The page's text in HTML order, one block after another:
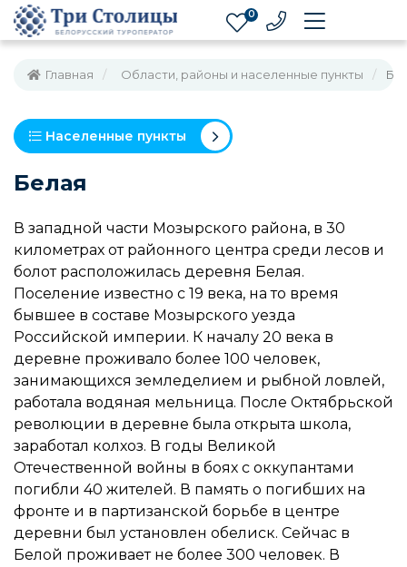
0
Главная Области, районы и населенные пункты
Населенные пункты
Белая
В западной части Мозырского района, в 30
километрах от районного центра среди лесов и
болот расположилась деревня Белая.
Поселение известно с 19 века, на то время
бывшее в составе Мозырского уезда
Российской империи. К началу 20 века в
деревне проживало более 100 человек,
занимающихся земледелием и рыбной ловлей,
работала водяная мельница. После Октябрьской
революции в деревне была открыта школа,
заработал колхоз. В годы Великой
Отечественной войны в боях с оккупантами
погибли 40 жителей. В память о погибших на
фронте и в партизанской борьбе в центре
деревни был установлен обелиск. Сейчас в
Белой проживает не более 300 человек. В